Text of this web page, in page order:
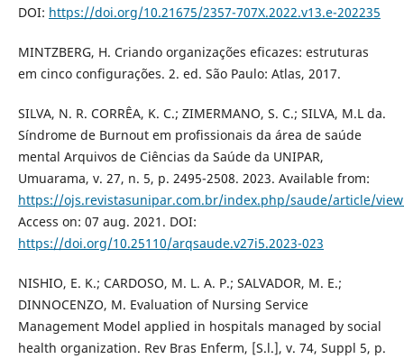
DOI: https://doi.org/10.21675/2357-707X.2022.v13.e-202235
MINTZBERG, H. Criando organizações eficazes: estruturas
em cinco configurações. 2. ed. São Paulo: Atlas, 2017.
SILVA, N. R. CORRÊA, K. C.; ZIMERMANO, S. C.; SILVA, M.L da.
Síndrome de Burnout em profissionais da área de saúde
mental Arquivos de Ciências da Saúde da UNIPAR,
Umuarama, v. 27, n. 5, p. 2495-2508. 2023. Available from:
https://ojs.revistasunipar.com.br/index.php/saude/article/
Access on: 07 aug. 2021. DOI:
https://doi.org/10.25110/arqsaude.v27i5.2023-023
NISHIO, E. K.; CARDOSO, M. L. A. P.; SALVADOR, M. E.;
DINNOCENZO, M. Evaluation of Nursing Service
Management Model applied in hospitals managed by social
health organization. Rev Bras Enferm, [S.l.], v. 74, Suppl 5, p.